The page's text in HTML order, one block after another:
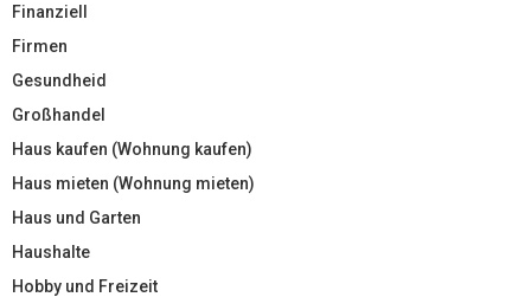
Finanziell
Firmen
Gesundheid
Großhandel
Haus kaufen (Wohnung kaufen)
Haus mieten (Wohnung mieten)
Haus und Garten
Haushalte
Hobby und Freizeit